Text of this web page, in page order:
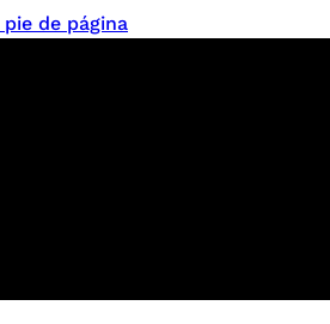
de página